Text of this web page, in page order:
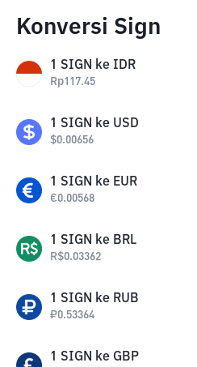
Konversi Sign
1 SIGN ke IDR
Rp117.45
1 SIGN ke USD
$0.00656
1 SIGN ke EUR
€0.00568
1 SIGN ke BRL
R$0.03362
1 SIGN ke RUB
₽0.53364
1 SIGN ke GBP